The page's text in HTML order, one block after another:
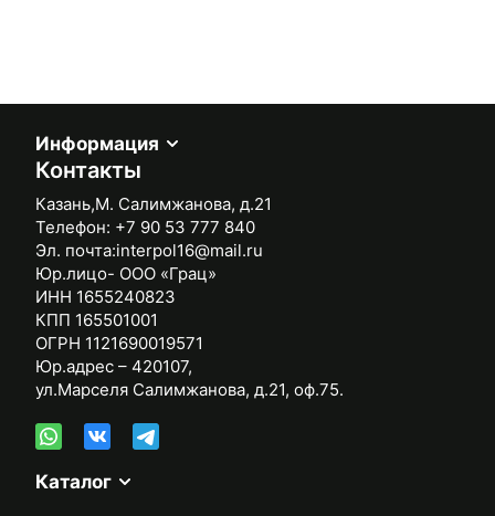
Информация
Контакты
Казань,М. Салимжанова, д.21
Телефон: +7 90 53 777 840
Эл. почта:interpol16@mail.ru
Юр.лицо- ООО «Грац»
ИНН 1655240823
КПП 165501001
ОГРН 1121690019571
Юр.адрес – 420107,
ул.Марселя Салимжанова, д.21, оф.75.
Каталог